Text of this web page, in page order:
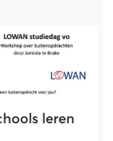
leren